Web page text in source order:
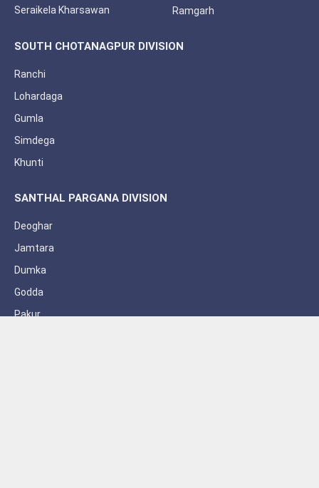
Seraikela Kharsawan
Ramgarh
SOUTH CHOTANAGPUR DIVISION
Ranchi
Lohardaga
Gumla
Simdega
Khunti
SANTHAL PARGANA DIVISION
Deoghar
Jamtara
Dumka
Godda
Pakur